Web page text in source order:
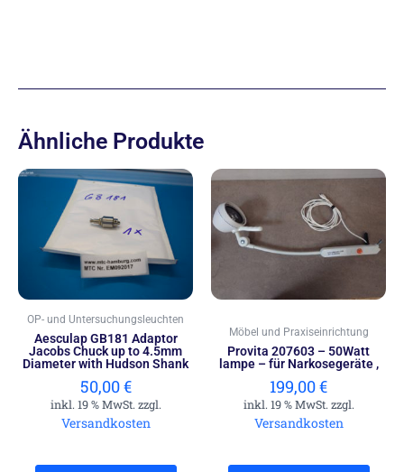
Ähnliche Produkte
OP- und Untersuchungsleuchten
Aesculap GB181 Adaptor
Jacobs Chuck up to 4.5mm
Diameter with Hudson Shank
50,00€
inkl. 19 % MwSt. zzgl.
Versandkosten
Möbel und Praxiseinrichtung
Provita 207603 – 50Watt
lampe – für Narkosegeräte ,
199,00€
inkl. 19 % MwSt. zzgl.
Versandkosten